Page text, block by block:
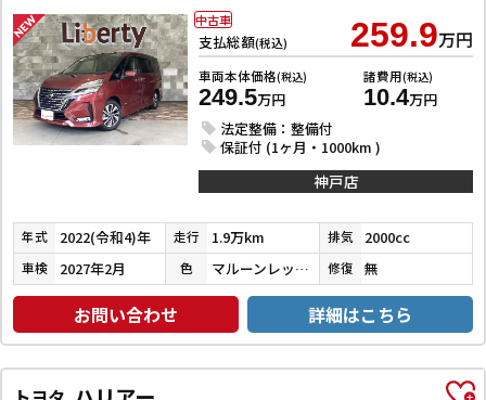
支払総額(税込) 259.9万円
車両本体価格(税込)
249.5万円
諸費用(税込)
10.4万円
法定整備：整備付
保証付 (1ヶ月・1000km )
中古車
神戸店
年式 2022(令和4)年 走行 1.9万km 排気 2000cc
車検 2027年2月 色 マルーンレッドマルチフレックスパールメタリック 修復 無
お問い合わせ 詳細はこちら